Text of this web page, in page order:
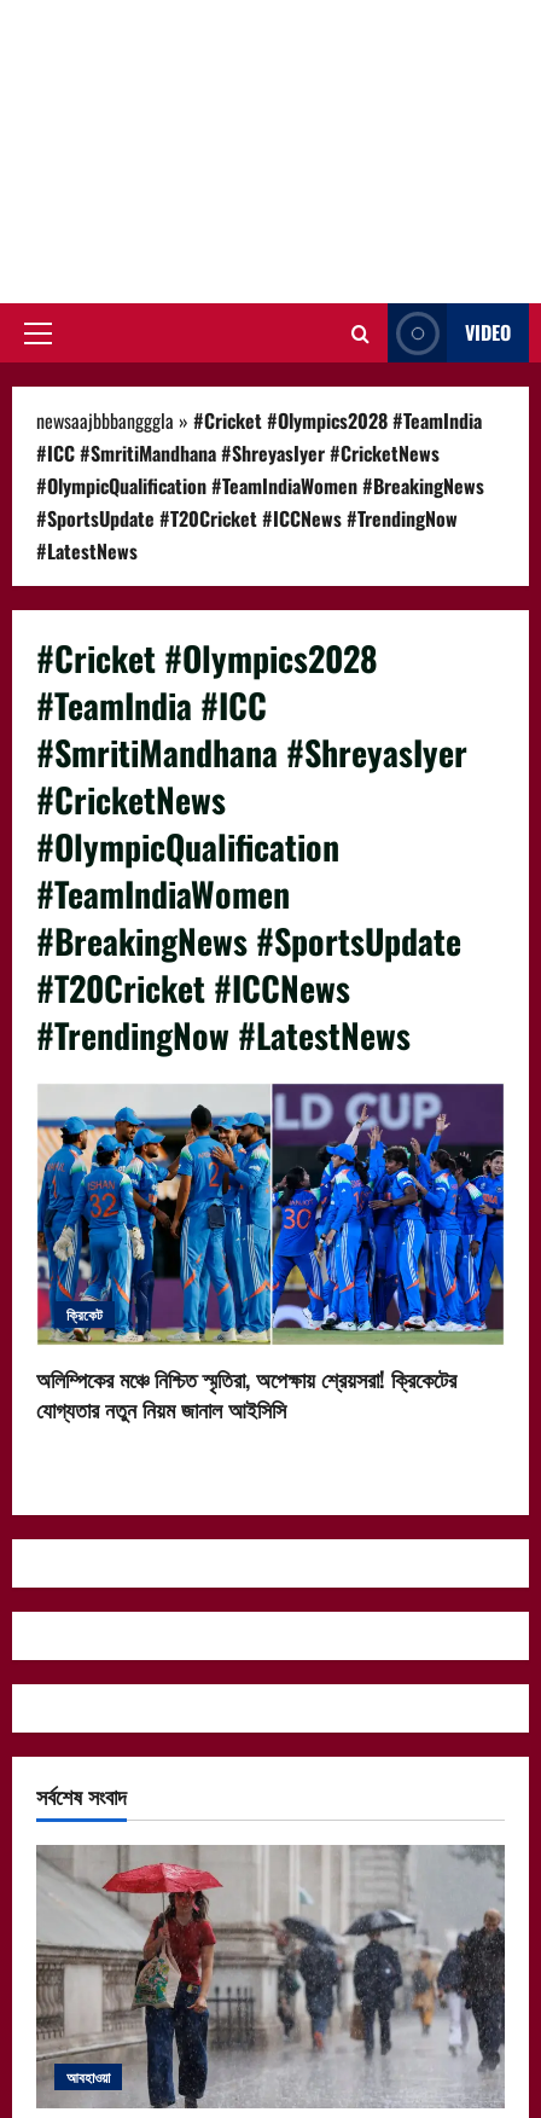
Primary
VIDEO
newsaajbbbangggla » #Cricket #Olympics2028 #TeamIndia
#ICC #SmritiMandhana #ShreyasIyer #CricketNews
#OlympicQualification #TeamIndiaWomen #BreakingNews
#SportsUpdate #T20Cricket #ICCNews #TrendingNow
#LatestNews
#Cricket #Olympics2028
#TeamIndia #ICC
#SmritiMandhana #ShreyasIyer
#CricketNews
#OlympicQualification
#TeamIndiaWomen
#BreakingNews #SportsUpdate
#T20Cricket #ICCNews
#TrendingNow #LatestNews
ক্রিকেট
অলিম্পিকের মঞ্চে নিশ্চিত স্মৃতিরা, অপেক্ষায় শ্রেয়সরা! ক্রিকেটের
যোগ্যতার নতুন নিয়ম জানাল আইসিসি
সর্বশেষ সংবাদ
আবহাওয়া